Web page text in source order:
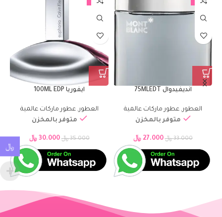
انديفيدوال 75MLEDT
العطور,عطور ماركات عالمية
متوفر بالمخزن
33.000 ﷼ 27.000 ﷼
ايفوريا 100ML EDP
العطور,عطور ماركات عالمية
متوفر بالمخزن
35.000 ﷼ 30.000 ﷼
﷼